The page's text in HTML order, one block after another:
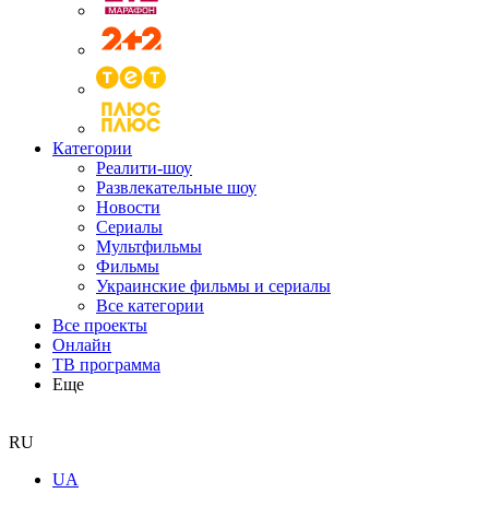
Категории
Реалити-шоу
Развлекательные шоу
Новости
Сериалы
Мультфильмы
Фильмы
Украинские фильмы и сериалы
Все категории
Все проекты
Онлайн
ТВ программа
Еще
RU
UA